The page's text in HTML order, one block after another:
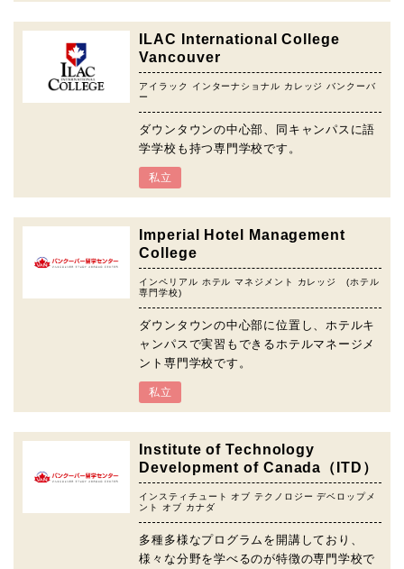
ILAC International College
Vancouver
アイラック インターナショナル カレッジ バンクーバ
ー
ダウンタウンの中心部、同キャンパスに語
学学校も持つ専門学校です。
私立
Imperial Hotel Management
College
インペリアル ホテル マネジメント カレッジ (ホテル
専門学校)
ダウンタウンの中心部に位置し、ホテルキ
ャンパスで実習もできるホテルマネージメ
ント専門学校です。
私立
Institute of Technology
Development of Canada（ITD）
インスティチュート オブ テクノロジー デベロップメ
ント オブ カナダ
多種多様なプログラムを開講しており、
様々な分野を学べるのが特徴の専門学校で